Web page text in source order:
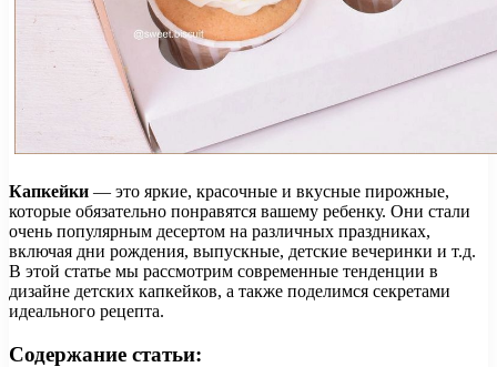
Капкейки — это яркие, красочные и вкусные пирожные,
которые обязательно понравятся вашему ребенку. Они стали
очень популярным десертом на различных праздниках,
включая дни рождения, выпускные, детские вечеринки и т.д.
В этой статье мы рассмотрим современные тенденции в
дизайне детских капкейков, а также поделимся секретами
идеального рецепта.
Содержание статьи: